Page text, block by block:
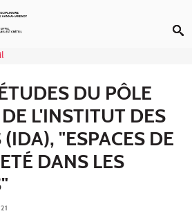
DU PÔLE
L'INSTITUT DES
"ESPACES DE
DANS LES